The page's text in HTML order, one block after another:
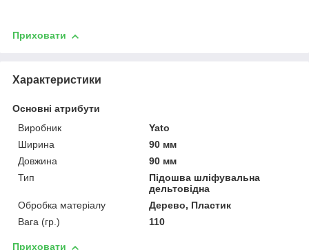
Приховати
Характеристики
Основні атрибути
Виробник
Yato
Ширина
90 мм
Довжина
90 мм
Тип
Підошва шліфувальна
дельтовідна
Обробка матеріалу
Дерево, Пластик
Вага (гр.)
110
Приховати